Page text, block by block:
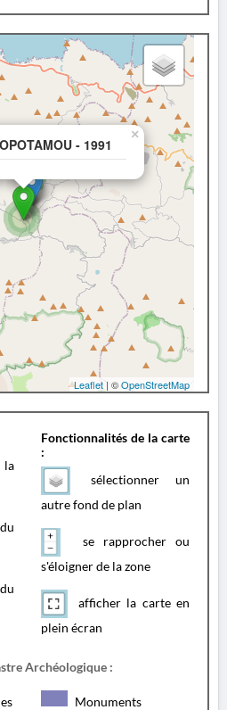
- 1991
×
Leaflet | ©OpenStreetMap
la
Fonctionnalités de la carte
:
sélectionner un
autre fond de plan
se rapprocher ou
s'éloigner de la zone
afficher la carte en
plein écran
Archéologique :
Monuments